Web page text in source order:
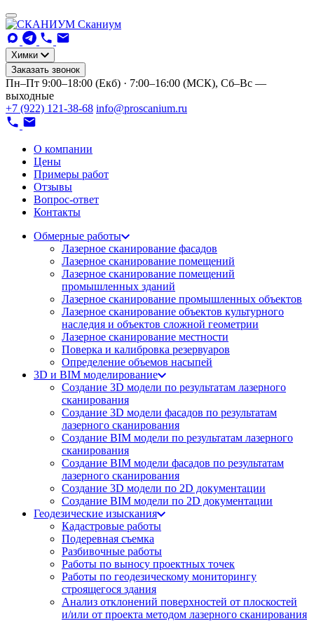
Сканиум
Химки
Заказать звонок
Пн–Пт 9:00–18:00 (Екб) · 7:00–16:00 (МСК), Сб–Вс —
выходные
+7 (922) 121-38-68 info@proscanium.ru
О компании
Цены
Примеры работ
Отзывы
Вопрос-ответ
Контакты
Обмерные работы
Лазерное сканирование фасадов
Лазерное сканирование помещений
Лазерное сканирование помещений
промышленных зданий
Лазерное сканирование промышленных объектов
Лазерное сканирование объектов культурного
наследия и объектов сложной геометрии
Лазерное сканирование местности
Поверка и калибровка резервуаров
Определение объемов насы​​пей
3D и BIM моделирование
Создание 3D модели по результатам лазерного
сканирования
Создание 3D модели фасадов по результатам
лазерного сканирования
Создание BIM модели по результатам лазерного
сканирования
Создание BIM модели фасадов по результатам
лазерного сканирования
Создание 3D модели по 2D документации
Создание BIM модели по 2D документации
Геодезические изыскания
Кадастровые работы
Подеревная съемка
Разбивочные работы
Работы по выносу проектных точек
Работы по геодезическому мониторингу
строящегося здания
Анализ отклонений поверхностей от плоскостей
и/или от проекта методом лазерного сканирования